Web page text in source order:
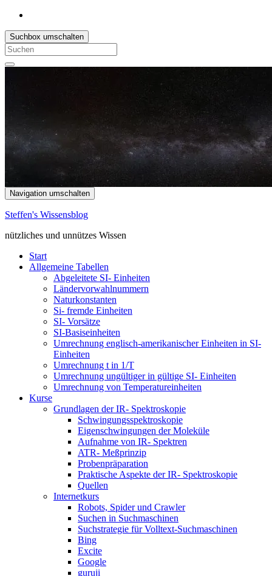
Suchbox umschalten
Search
for:
Navigation umschalten
Steffen's Wissensblog
nützliches und unnützes Wissen
Start
Allgemeine Tabellen
Abgeleitete SI- Einheiten
Ländervorwahlnummern
Naturkonstanten
Si- fremde Einheiten
SI- Vorsätze
SI-Basiseinheiten
Umrechnung englisch-amerikanischer Einheiten in SI-
Einheiten
Umrechnung t in 1/T
Umrechnung ungültiger in gültige SI- Einheiten
Umrechnung von Temperatureinheiten
Kurse
Grundlagen der IR- Spektroskopie
Schwingungsspektroskopie
Eigenschwingungen der Moleküle
Aufnahme von IR- Spektren
ATR- Meßprinzip
Probenpräparation
Praktische Aspekte der IR- Spektroskopie
Quellen
Internetkurs
Robots, Spider und Crawler
Suchen in Suchmaschinen
Suchstrategie für Volltext-Suchmaschinen
Bing
Excite
Google
guruji